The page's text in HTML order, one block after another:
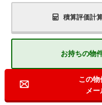
積算評価計
お持ちの物
この物
メ